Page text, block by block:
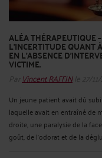
ALÉA THÉRAPEUTIQUE
L'INCERTITUDE QUANT
EN L'ABSENCE
VICTIME.
Par Vincent RAFFINle 27/
Un jeune patient avait dû
laquelle avait en entraîné de
droite, une paralysie de la
goût, de l'odorat et de la